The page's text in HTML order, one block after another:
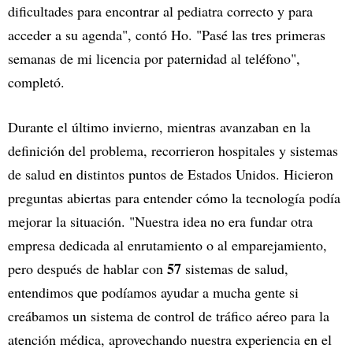
dificultades para encontrar al pediatra correcto y para
acceder a su agenda", contó Ho. "Pasé las tres primeras
semanas de mi licencia por paternidad al teléfono",
completó.
Durante el último invierno, mientras avanzaban en la
definición del problema, recorrieron hospitales y sistemas
de salud en distintos puntos de Estados Unidos. Hicieron
preguntas abiertas para entender cómo la tecnología podía
mejorar la situación. "Nuestra idea no era fundar otra
empresa dedicada al enrutamiento o al emparejamiento,
pero después de hablar con 57 sistemas de salud,
entendimos que podíamos ayudar a mucha gente si
creábamos un sistema de control de tráfico aéreo para la
atención médica, aprovechando nuestra experiencia en el